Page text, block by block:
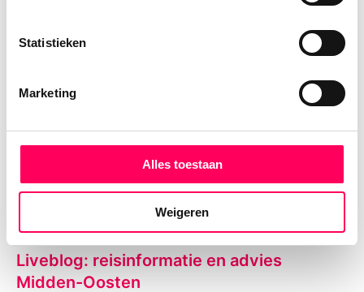
Statistieken
Marketing
Alles toestaan
Weigeren
Liveblog: reisinformatie en advies
Midden-Oosten